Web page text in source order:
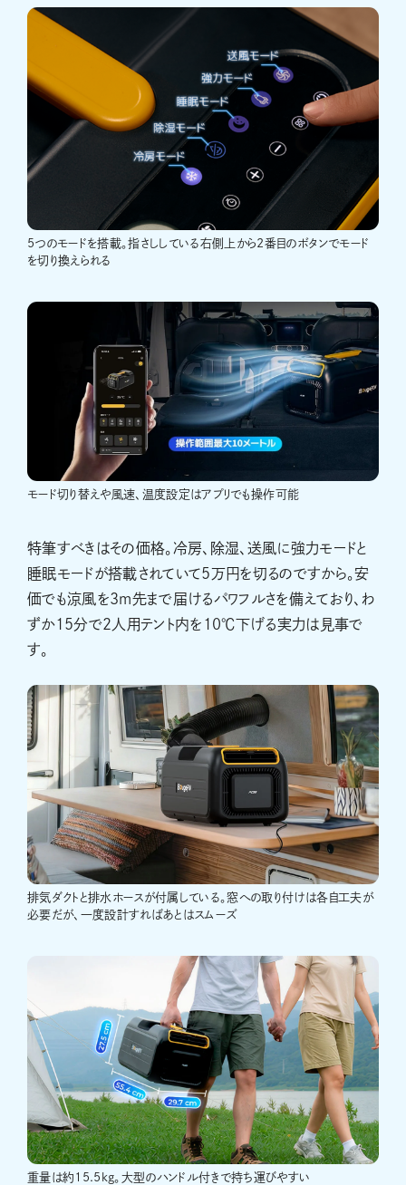
5つのモードを搭載。指さししている右側上から2番目のボタンでモード
を切り換えられる
モード切り替えや風速、温度設定はアプリでも操作可能
特筆すべきはその価格。冷房、除湿、送風に強力モードと
睡眠モードが搭載されていて5万円を切るのですから。安
価でも涼風を3m先まで届けるパワフルさを備えており、わ
ずか15分で2人用テント内を10℃下げる実力は見事で
す。
排気ダクトと排水ホースが付属している。窓への取り付けは各自工夫が
必要だが、一度設計すればあとはスムーズ
重量は約15.5kg。大型のハンドル付きで持ち運びやすい